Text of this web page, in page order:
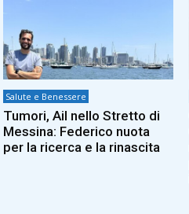
Salute e Benessere
Tumori, Ail nello Stretto di
Messina: Federico nuota
per la ricerca e la rinascita